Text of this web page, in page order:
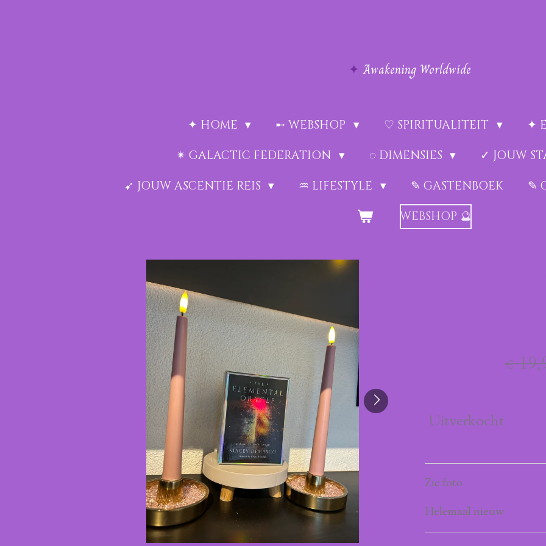
✦ Awakening Worldwide
✦ HOME ➸ WEBSHOP ♡ SPIRITUALITEIT
✦
✴︎ GALACTIC FEDERATION
◌ DIMENSIES
✓ JOUW
➹ JOUW ASCENTIE REIS
♒︎ LIFESTYLE ✎ GASTENBOEK
✎
WEBSHOP 🔮
€
Uitverkocht
Zie foto
Helemaal nieuw